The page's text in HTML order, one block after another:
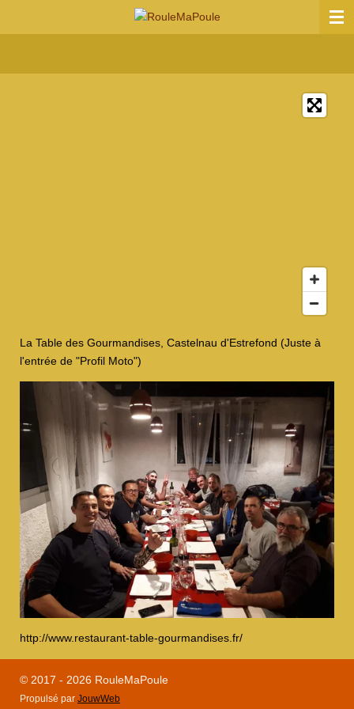
au
La Table des Gourmandises, Castelnau d'Estrefond (Juste à
l'entrée de "Profil Moto")
http://www.restaurant-table-gourmandises.fr/
© 2017 - 2026 RouleMaPoule
Propulsé par JouwWeb